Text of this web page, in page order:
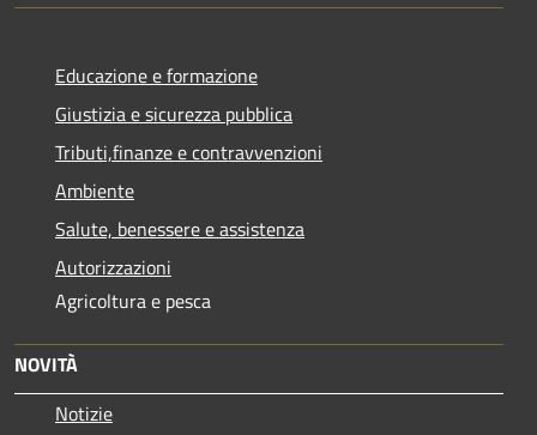
Educazione e formazione
Giustizia e sicurezza pubblica
Tributi,finanze e contravvenzioni
Ambiente
Salute, benessere e assistenza
Autorizzazioni
Agricoltura e pesca
NOVITÀ
Notizie